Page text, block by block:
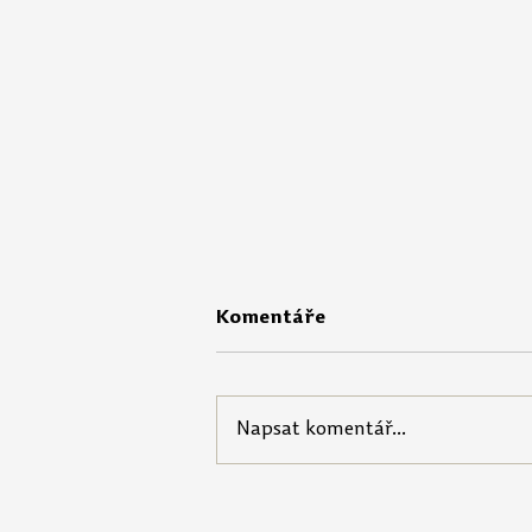
Komentáře
Napsat komentář...